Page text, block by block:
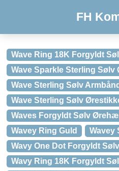
FH
Wave Ring 18K Forgyldt
Wave Sparkle Sterling Sølv
Wave Sterling Sølv
Wave Sterling Sølv
Waves Forgyldt Sølv
Wavey Ring Guld
Wavey
Wavy One Dot Forgyldt
Wavy Ring 18K Forgyldt